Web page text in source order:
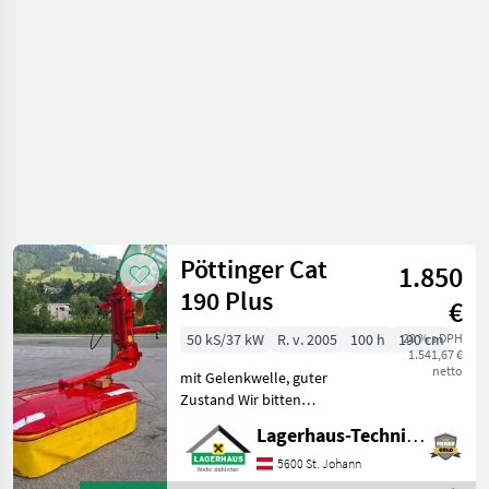
Pöttinger Cat
190 Plus
1.850
€
20 % s DPH
1.541,67 €
netto
50 kS/37 kW R. v. 2005 100 h
190 cm
mit Gelenkwelle, guter
Zustand Wir bitten
telefonisch oder per Mail
Ihren Besuch
bekanntzugeben, um
Lagerhaus-Technik St. Johann
5600 St. Johann